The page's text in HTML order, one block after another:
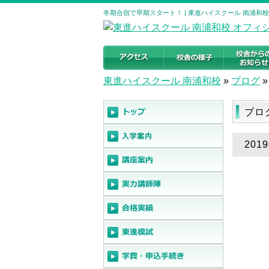
冬期合宿で早期スタート！ | 東進ハイスクール 南浦和
東進ハイスクール 南浦和校 » ブログ »
ブロ